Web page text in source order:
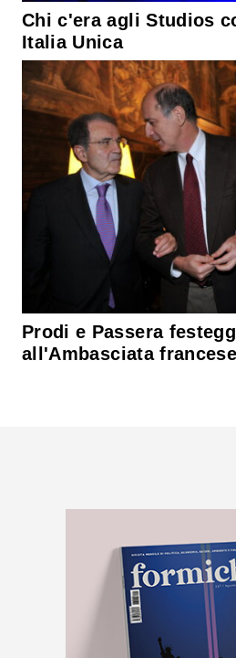
Chi c'era agli Studios
Italia Unica
Prodi e Passera
all'Ambasciata francese